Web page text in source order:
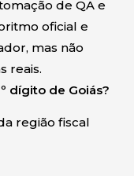
de QA e
oficial e
mas não
reais.
dígito de Goiás?
região fiscal